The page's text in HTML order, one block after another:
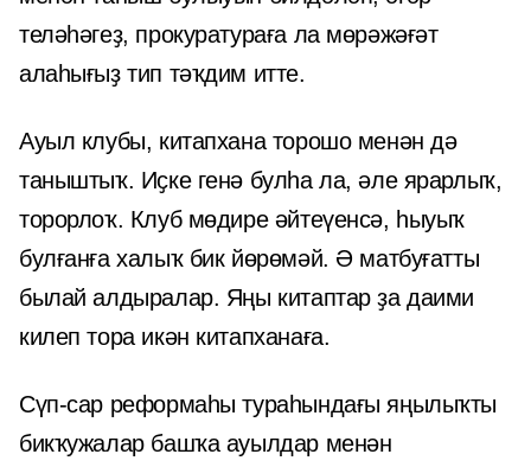
теләһәгеҙ, прокуратураға ла мөрәжәғәт
алаһығыҙ тип тәҡдим итте.
Ауыл клубы, китапхана торошо менән дә
таныштыҡ. Иҫке генә булһа ла, әле ярарлыҡ,
торорлоҡ. Клуб мөдире әйтеүенсә, һыуыҡ
булғанға халыҡ бик йөрөмәй. Ә матбуғатты
былай алдыралар. Яңы китаптар ҙа даими
килеп тора икән китапханаға.
Сүп-сар реформаһы тураһындағы яңылыҡты
бикҡужалар башҡа ауылдар менән